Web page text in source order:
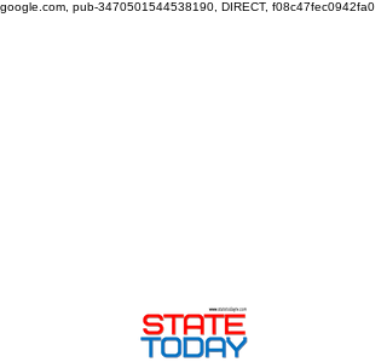
google.com, pub-3470501544538190, DIRECT, f08c47fec0942fa0